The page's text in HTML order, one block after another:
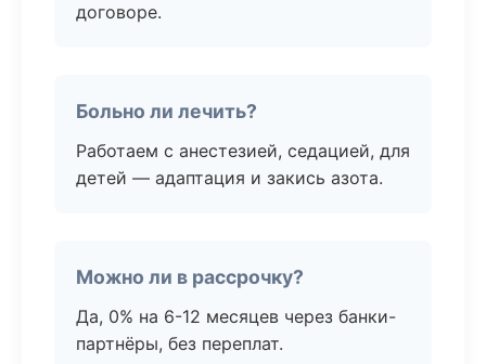
договоре.
Больно ли лечить?
Работаем с анестезией, седацией, для
детей — адаптация и закись азота.
Можно ли в рассрочку?
Да, 0% на 6-12 месяцев через банки-
партнёры, без переплат.